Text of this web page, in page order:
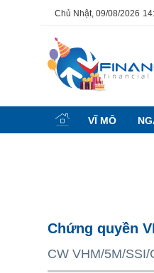
Chủ Nhật, 09/08/2026
VĨ MÔ
Chứng quyền
CW VHM/5M/
Tính năng
BẤT ĐỘNG SẢN
TÀI CHÍNH